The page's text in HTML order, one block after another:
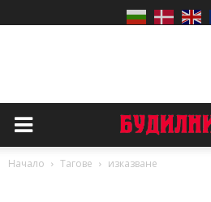
Начало Тагове изказване